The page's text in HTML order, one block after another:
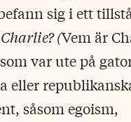
sig i ett
(Vem är
var ute på
eller
såsom egoism,